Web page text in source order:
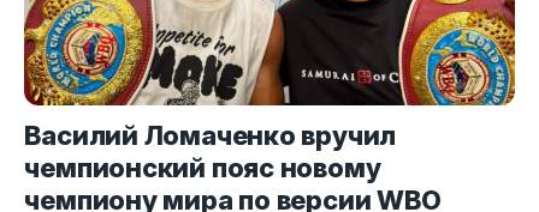
Василий Ломаченко вручил
чемпионский пояс новому
чемпиону мира по версии WBO